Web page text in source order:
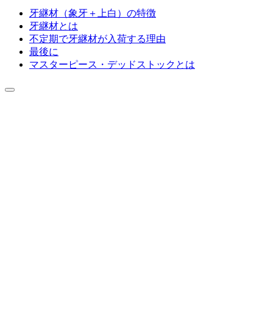
牙継材（象牙＋上白）の特徴
牙継材とは
不定期で牙継材が入荷する理由
最後に
マスターピース・デッドストックとは